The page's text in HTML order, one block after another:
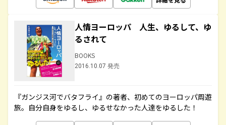
人情ヨーロッパ 人生、ゆるして、ゆ
るされて
BOOKS
2016.10.07 発売
『ガンジス河でバタフライ』の著者、初めてのヨーロッパ周遊
旅。自分自身をゆるし、ゆるせなかった人達をゆるした！